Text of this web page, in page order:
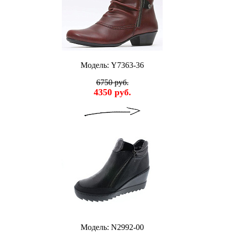
Модель: Y7363-36
6750 руб.
4350 руб.
Модель: N2992-00